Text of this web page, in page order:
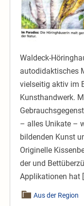
Waldeck-
autodidaktisches
vielseitig aktiv im
Kunsthandwerk.
– alles Unikate –
bildenden Kunst
Originelle
der und
Applikationen hat
Aus der Region